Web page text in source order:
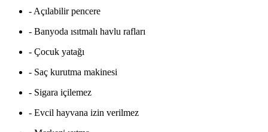
- Açılabilir pencere
- Banyoda ısıtmalı havlu rafları
- Çocuk yatağı
- Saç kurutma makinesi
- Sigara içilemez
- Evcil hayvana izin verilmez